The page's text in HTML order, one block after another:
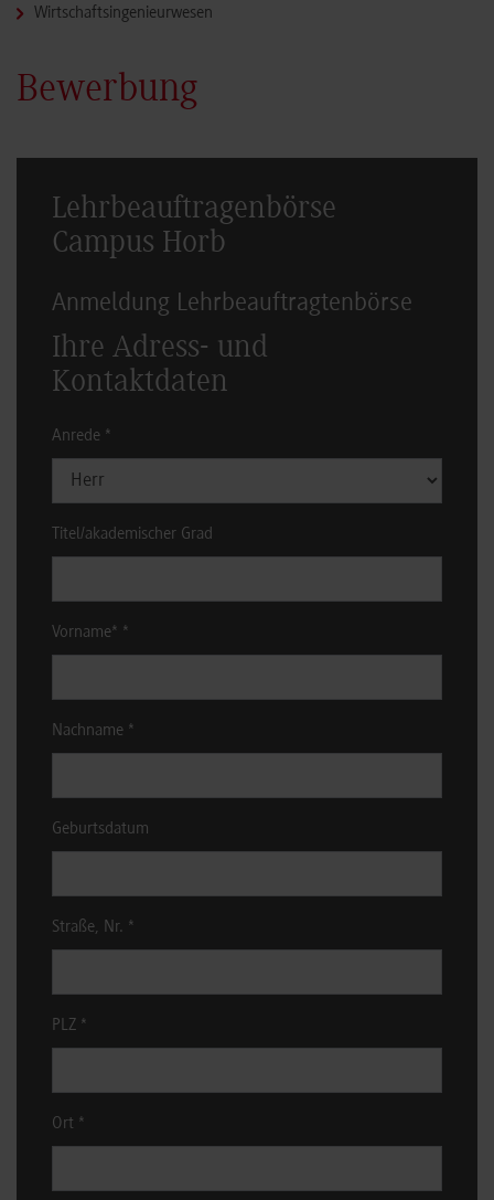
Wirtschaftsingenieurwesen
Bewerbung
Lehrbeauftragenbörse
Campus Horb
Anmeldung Lehrbeauftragtenbörse
Ihre Adress- und
Kontaktdaten
Anrede *
Titel/akademischer Grad
Vorname* *
Nachname *
Geburtsdatum
Straße, Nr. *
PLZ *
Ort *